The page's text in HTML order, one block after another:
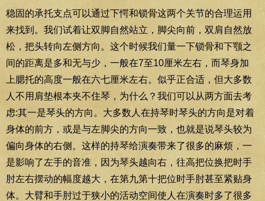
稳固的承托支点可以通过下愕和锁骨这两个关节的合理运用
来找到。我们试着让双脚自然站立，脚尖向前，双肩自然放
松，把头转向左侧方向。这个时候我们量一下锁骨和下颚之
间的距离是多和无与少，一般在7至10厘米左右，而琴身加
上腮托的高度一般在六七厘米左右。似乎正合适，但大多数
人不用肩垫根本夹不住琴，为什么？我们可以从两方面去考
虑:其一是琴头的方向。大多数人在持琴时琴头的方向是对着
身体的前方，或是与左脚尖的方向一致，也就是说琴头较为
偏向身体的右侧。这样的持琴给演奏带来了很多的麻烦，一
是影响了左手的音准，因为琴头越向右，往高把位换把时手
肘左右摆动的幅度越大，在第九第十把位时手肘甚至紧贴身
体。大臂和手肘过于狭小的活动空间使人在演奏时多了很多